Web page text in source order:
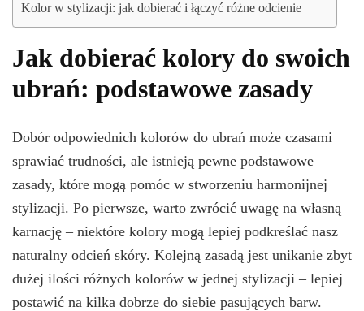
Kolor w stylizacji: jak dobierać i łączyć różne odcienie
Jak dobierać kolory do swoich
ubrań: podstawowe zasady
Dobór odpowiednich kolorów do ubrań może czasami
sprawiać trudności, ale istnieją pewne podstawowe
zasady, które mogą pomóc w stworzeniu harmonijnej
stylizacji. Po pierwsze, warto zwrócić uwagę na własną
karnację – niektóre kolory mogą lepiej podkreślać nasz
naturalny odcień skóry. Kolejną zasadą jest unikanie zbyt
dużej ilości różnych kolorów w jednej stylizacji – lepiej
postawić na kilka dobrze do siebie pasujących barw.